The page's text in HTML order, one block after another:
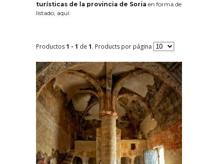
turísticas de la provincia de Soria en forma de
listado, aquí:
Productos1 - 1 de 1. Products por página